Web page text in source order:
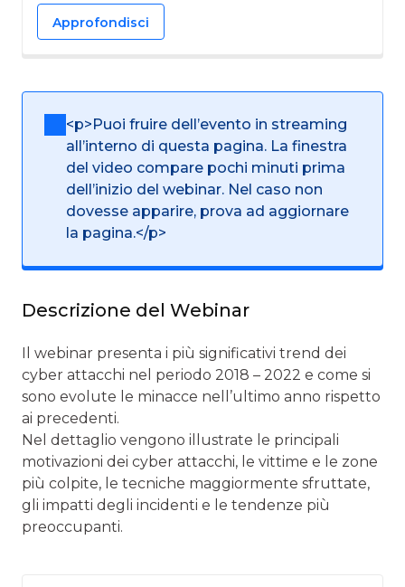
Approfondisci
<p>Puoi fruire dell’evento in streaming
all’interno di questa pagina. La finestra
del video compare pochi minuti prima
dell’inizio del webinar. Nel caso non
dovesse apparire, prova ad aggiornare
la pagina.</p>
Descrizione del Webinar
Il webinar presenta i più significativi trend dei
cyber attacchi nel periodo 2018 – 2022 e come si
sono evolute le minacce nell’ultimo anno rispetto
ai precedenti.
Nel dettaglio vengono illustrate le principali
motivazioni dei cyber attacchi, le vittime e le zone
più colpite, le tecniche maggiormente sfruttate,
gli impatti degli incidenti e le tendenze più
preoccupanti.